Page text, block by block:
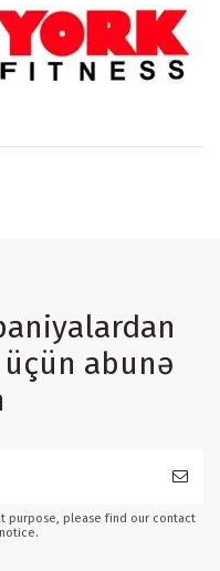
abunə
purpose, please find our contact